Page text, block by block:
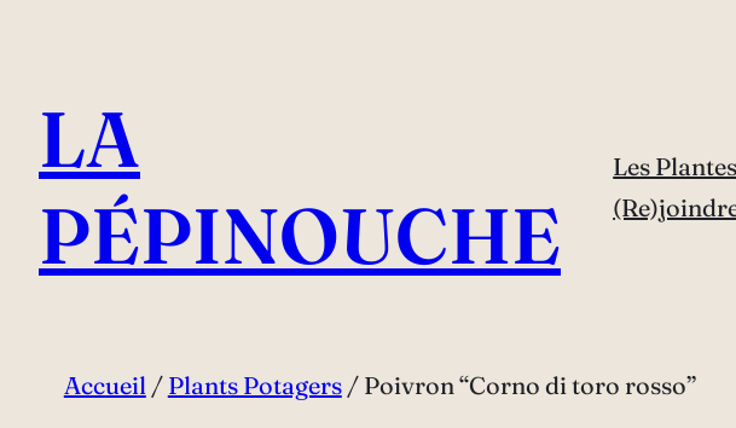
contenu
LA
PÉPINOUCHE
Les Plantes
Accueil / Plants Potagers/ Poivron “Corno di toro rosso”